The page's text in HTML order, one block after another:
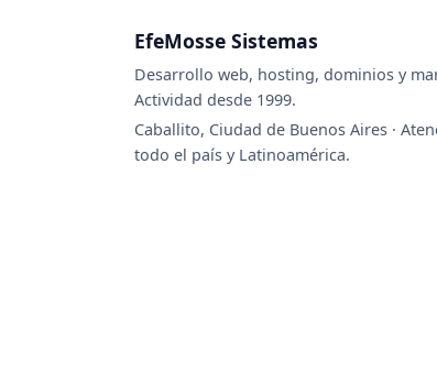
EfeMosse Sistemas
Desarrollo web, hosting, dominios y
Actividad desde 1999.
Caballito, Ciudad de Buenos Aires ·
todo el país y Latinoamérica.